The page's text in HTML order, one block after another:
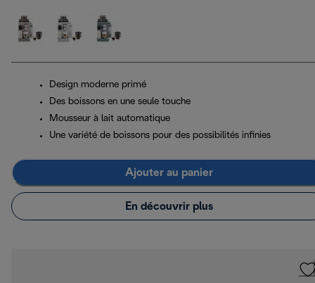
Design moderne primé
Des boissons en une seule touche
Mousseur à lait automatique
Une variété de boissons pour des possibilités infinies
Ajouter au panier
En découvrir plus